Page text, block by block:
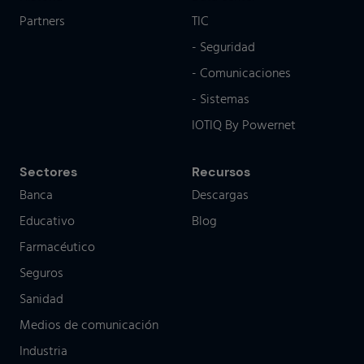
Partners
TIC
- Seguridad
- Comunicaciones
- Sistemas
IOTIQ By Powernet
Sectores
Banca
Educativo
Farmacéutico
Seguros
Sanidad
Medios de comunicación
Industria
Recursos
Descargas
Blog